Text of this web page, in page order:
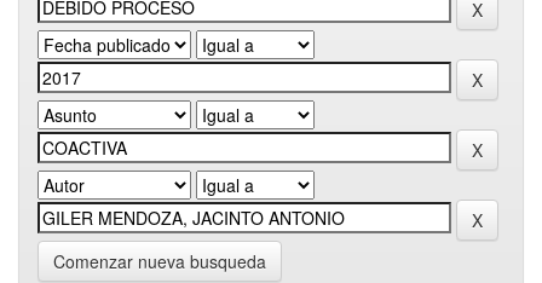
Comenzar nueva busqueda